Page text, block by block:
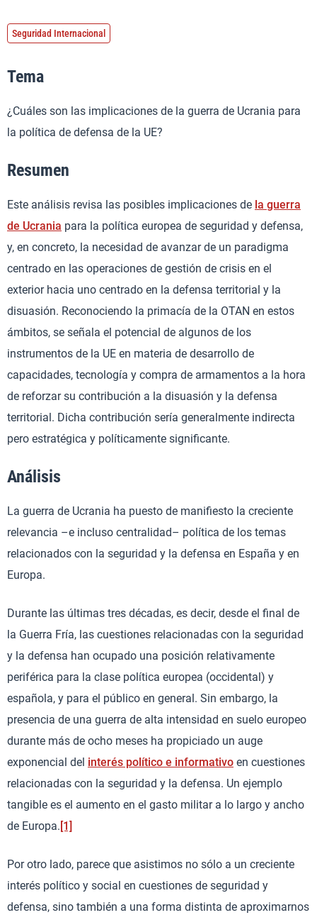
Seguridad Internacional
Tema
¿Cuáles son las implicaciones de la guerra de Ucrania para
la política de defensa de la UE?
Resumen
Este análisis revisa las posibles implicaciones de la guerra
de Ucrania para la política europea de seguridad y defensa,
y, en concreto, la necesidad de avanzar de un paradigma
centrado en las operaciones de gestión de crisis en el
exterior hacia uno centrado en la defensa territorial y la
disuasión. Reconociendo la primacía de la OTAN en estos
ámbitos, se señala el potencial de algunos de los
instrumentos de la UE en materia de desarrollo de
capacidades, tecnología y compra de armamentos a la hora
de reforzar su contribución a la disuasión y la defensa
territorial. Dicha contribución sería generalmente indirecta
pero estratégica y políticamente significante.
Análisis
La guerra de Ucrania ha puesto de manifiesto la creciente
relevancia –e incluso centralidad– política de los temas
relacionados con la seguridad y la defensa en España y en
Europa.
Durante las últimas tres décadas, es decir, desde el final de
la Guerra Fría, las cuestiones relacionadas con la seguridad
y la defensa han ocupado una posición relativamente
periférica para la clase política europea (occidental) y
española, y para el público en general. Sin embargo, la
presencia de una guerra de alta intensidad en suelo europeo
durante más de ocho meses ha propiciado un auge
exponencial del interés político e informativo en cuestiones
relacionadas con la seguridad y la defensa. Un ejemplo
tangible es el aumento en el gasto militar a lo largo y ancho
de Europa. [1]
Por otro lado, parece que asistimos no sólo a un creciente
interés político y social en cuestiones de seguridad y
defensa, sino también a una forma distinta de aproximarnos